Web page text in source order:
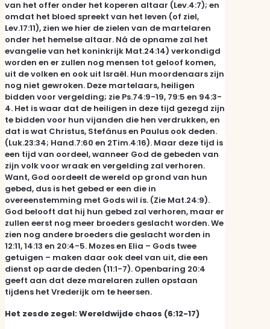
van het offer onder het koperen altaar (Lev.4:7); en
omdat het bloed spreekt van het leven (of ziel,
Lev.17:11), zien we hier de zielen van de martelaren
onder het hemelse altaar. Ná de opname zal het
evangelie van het koninkrijk Mat.24:14) verkondigd
worden en er zullen nog mensen tot geloof komen,
uit de volken en ook uit Israël. Hun moordenaars zijn
nog niet gewroken. Deze martelaars, heiligen
bidden voor vergelding; zie Ps.74:9-19, 79:5 en 94:3-
4. Het is waar dat de heiligen in deze tijd gezegd zijn
te bidden voor hun vijanden die hen verdrukken, en
dat is wat Christus, Stefánus en Paulus ook deden.
(Luk.23:34; Hand.7:60 en 2Tim.4:16). Maar deze tijd is
een tijd van oordeel, wanneer God de gebeden van
zijn volk voor wraak en vergelding zal verhoren.
Want, God oordeelt de wereld op grond van hun
gebed, dus is het gebed er een die in
overeenstemming met Gods wil is. (Zie Mat.24:9).
God belooft dat hij hun gebed zal verhoren, maar er
zullen eerst nog meer broeders geslacht worden. We
zien nog andere broeders die geslacht worden in
12:11, 14:13 en 20:4-5. Mozes en Elia – Gods twee
getuigen – maken daar ook deel van uit, die een
dienst op aarde deden (11:1-7). Openbaring 20:4
geeft aan dat deze marelaren zullen opstaan
tijdens het Vrederijk om te heersen.
Het zesde zegel: Wereldwijde chaos (6:12-17)